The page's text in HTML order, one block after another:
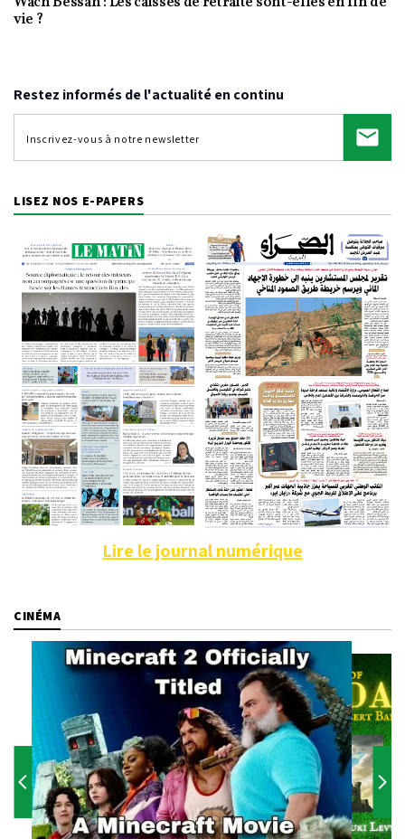
Video
vie ?
Restez informés de l'actualité en continu
LISEZ NOS E-PAPERS
Lire le journal numérique
CINÉMA